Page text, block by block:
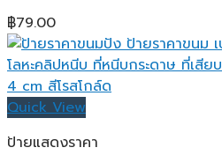
฿79.00
Quick View
ป้ายแสดงราคา